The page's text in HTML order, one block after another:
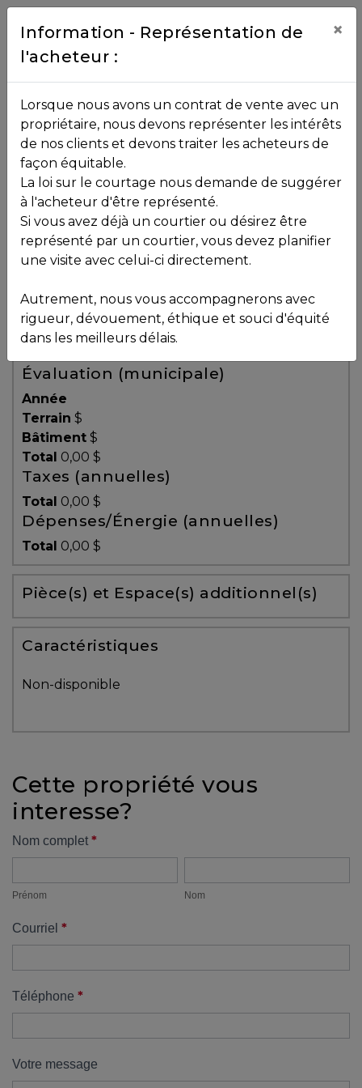
Contact
NOS
PROPRIÉTÉS
VOS
COURTIERS
Équipe
Partenaires
Témoignages
Blogue
ACHAT
Alerte
immobilière
Avec
un
courtier
vous
protégé!
outils
pour
financement
propriétaire
UNE
DÉCISION
!
de
démarrage
:
Toutes les propriétés
Vendu
, , ,
J0T 1L0
Voir plus de photos
Évaluation (municipale)
Année
Terrain $
Bâtiment $
Total 0,00 $
Taxes (annuelles)
Total 0,00 $
Dépenses/Énergie (annuelles)
Total 0,00 $
Pièce(s) et Espace(s) additionnel(s)
Caractéristiques
Non-disponible
Cette propriété vous
interesse?
Formulaire
Nom complet *
Prénom Nom
Courriel *
Téléphone *
Votre message
Information - Représentation de
l'acheteur :
×
Lorsque nous avons un contrat de vente avec un
propriétaire, nous devons représenter les intérêts
de nos clients et devons traiter les acheteurs de
façon équitable.
La loi sur le courtage nous demande de suggérer
à l'acheteur d'être représenté.
Si vous avez déjà un courtier ou désirez être
représenté par un courtier, vous devez planifier
une visite avec celui-ci directement.
Autrement, nous vous accompagnerons avec
rigueur, dévouement, éthique et souci d'équité
dans les meilleurs délais.